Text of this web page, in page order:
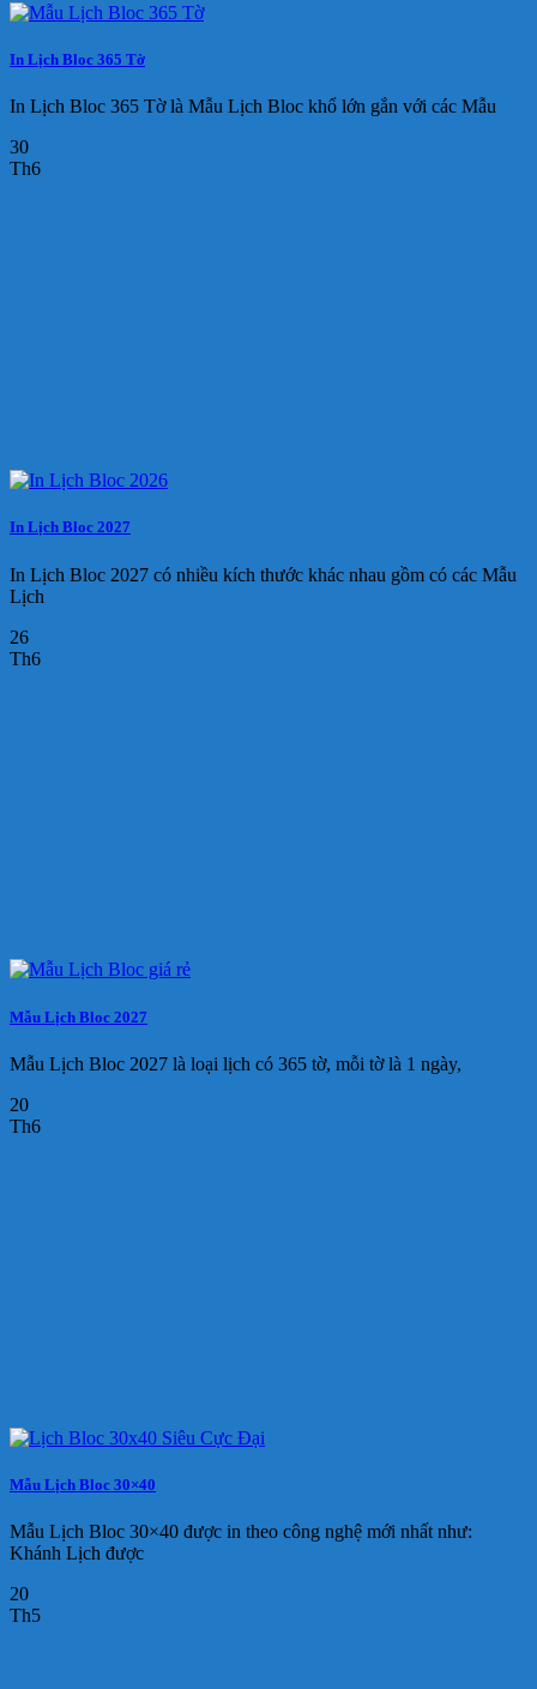
In Lịch Bloc 365 Tờ
In Lịch Bloc 365 Tờ là Mẫu Lịch Bloc khổ lớn gắn với các Mẫu
30
Th6
In Lịch Bloc 2027
In Lịch Bloc 2027 có nhiều kích thước khác nhau gồm có các Mẫu
Lịch
26
Th6
Mẫu Lịch Bloc 2027
Mẫu Lịch Bloc 2027 là loại lịch có 365 tờ, mỗi tờ là 1 ngày,
20
Th6
Mẫu Lịch Bloc 30×40
Mẫu Lịch Bloc 30×40 được in theo công nghệ mới nhất như:
Khánh Lịch được
20
Th5